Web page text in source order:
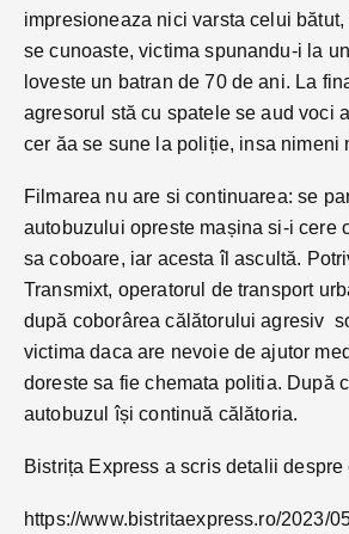
impresioneaza nici varsta celui
se cunoaste, victima spunandu-i la
loveste un batran de 70 de ani. La
agresorul stă cu spatele se aud voci
cer ăa se sune la poliție, insa nimeni
Filmarea nu are si continuarea: se
autobuzului opreste mașina si-i cere
sa coboare, iar acesta îl ascultă.
Transmixt, operatorul de transport
după coborârea călătorului agresiv
victima daca are nevoie de ajutor
doreste sa fie chemata politia. După
autobuzul își continuă călătoria.
Bistrița Express a scris detalii despre
https://www.bistritaexpress.ro/2023/